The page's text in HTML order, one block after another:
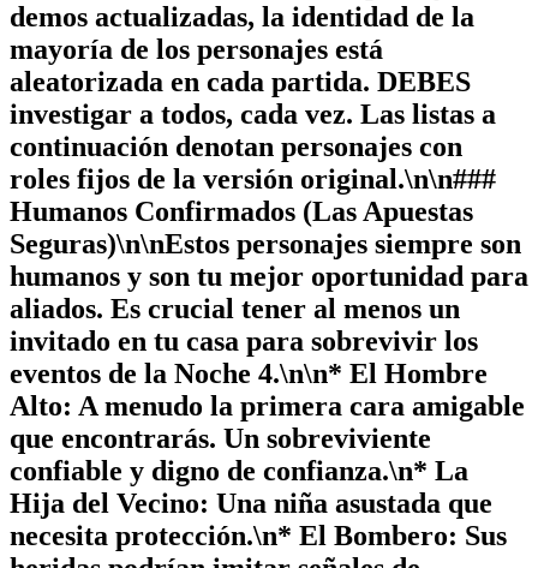
demos actualizadas, la identidad de la
mayoría de los personajes está
aleatorizada en cada partida. DEBES
investigar a todos, cada vez. Las listas a
continuación denotan personajes con
roles fijos de la versión original.\n\n###
Humanos Confirmados (Las Apuestas
Seguras)\n\nEstos personajes siempre son
humanos y son tu mejor oportunidad para
aliados. Es crucial tener al menos un
invitado en tu casa para sobrevivir los
eventos de la Noche 4.\n\n* El Hombre
Alto: A menudo la primera cara amigable
que encontrarás. Un sobreviviente
confiable y digno de confianza.\n* La
Hija del Vecino: Una niña asustada que
necesita protección.\n* El Bombero: Sus